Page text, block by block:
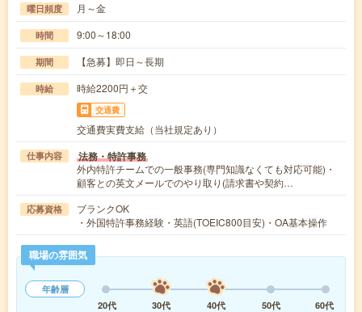
曜日頻度 月～金
時間 9:00～18:00
期間 【急募】即日～長期
時給 時給2200円＋交
交通費
交通費実費支給（当社規定あり）
仕事内容 法務・特許事務
外内特許チームでの一般事務(専門知識なくても対応可能)・
顧客との英文メールでのやり取り(請求書や契約…
応募資格
ブランクOK
・外国特許事務経験・英語(TOEIC800目安)・OA基本操作
職場の雰囲気
年齢層
20代
30代 40代 50代 60代